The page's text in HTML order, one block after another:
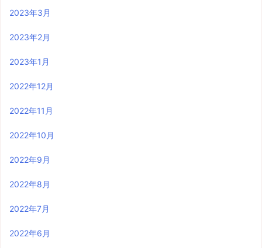
2023年3月
2023年2月
2023年1月
2022年12月
2022年11月
2022年10月
2022年9月
2022年8月
2022年7月
2022年6月